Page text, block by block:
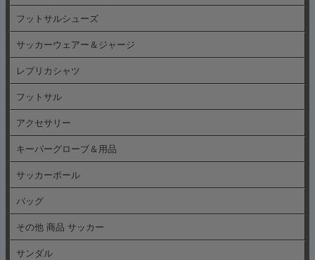
フットサルシューズ
サッカーウェアー＆ジャージ
レプリカシャツ
フットサル
アクセサリー
キーパーグローブ＆用品
サッカーボール
バッグ
その他 商品 サッカー
サンダル